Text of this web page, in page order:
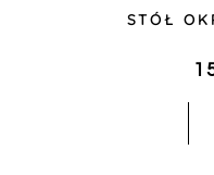
STÓŁ